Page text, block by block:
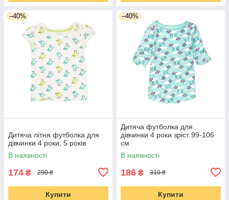
–40%
Дитяча літня футболка для
дівчинки 4 роки, 5 років
В наявності
174 ₴ 290 ₴
Купити
–40%
Дитяча футболка для
дівчинки 4 роки зріст 99-106
см
В наявності
186 ₴ 310 ₴
Купити